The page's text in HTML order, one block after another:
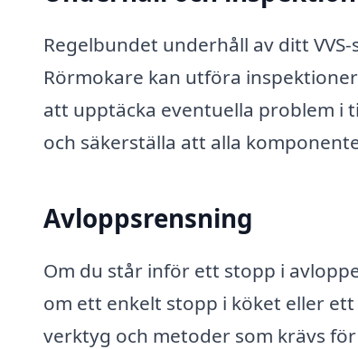
Regelbundet underhåll av ditt
Rörmokare kan utföra
att upptäcka eventuella problem i
och säkerställa att alla
Avloppsrensning
Om du står inför ett stopp i
om ett enkelt stopp i köket eller
verktyg och metoder som krävs